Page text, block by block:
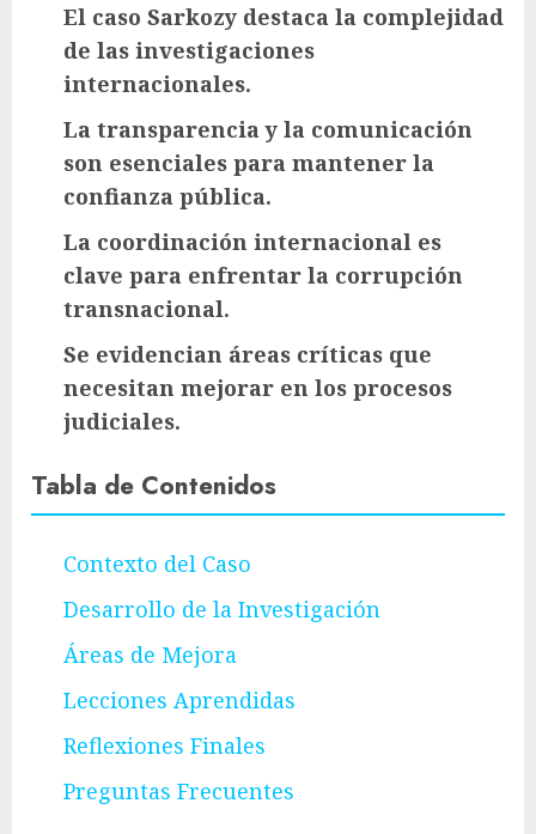
El caso Sarkozy destaca la complejidad
de las investigaciones
internacionales.
La transparencia y la comunicación
son esenciales para mantener la
confianza pública.
La coordinación internacional es
clave para enfrentar la corrupción
transnacional.
Se evidencian áreas críticas que
necesitan mejorar en los procesos
judiciales.
Tabla de Contenidos
Contexto del Caso
Desarrollo de la Investigación
Áreas de Mejora
Lecciones Aprendidas
Reflexiones Finales
Preguntas Frecuentes